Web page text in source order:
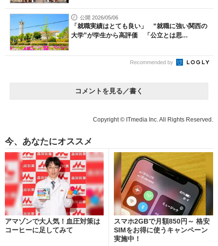
公開 2026/05/06
「就職実績はとても良い」 “就職に強い関西の
大学”が学生から高評価 「公立とは思...
Recommended by
コメントを見る／書く
Copyright © ITmedia Inc. All Rights Reserved.
今、あなたにオススメ
アマゾンで大人気！血圧対策は
コーヒーに足してみて
スマホ2GBで月額850円～ 格安
SIMをお得に使うキャンペーン
実施中！